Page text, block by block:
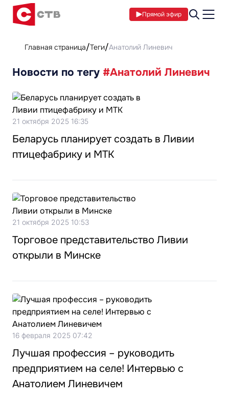
Прямой эфир
Главная страница Теги Анатолий Линевич
Новости по тегу #Анатолий Линевич
21 октября 2025 16:35
Беларусь планирует создать в Ливии
птицефабрику и МТК
21 октября 2025 10:53
Торговое представительство Ливии
открыли в Минске
16 февраля 2025 07:42
Лучшая профессия – руководить
предприятием на селе! Интервью с
Анатолием Линевичем